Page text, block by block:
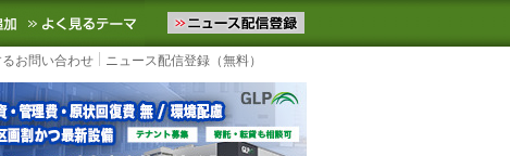
ニュースをお届けします。物流ニュースメール配信を登録す
お気に入りに追加 よく見るテーマ
お問い合わせ ニュース配信登録（無料）